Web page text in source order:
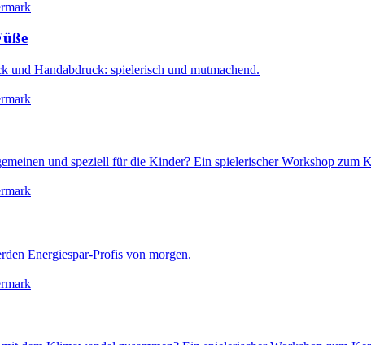
und Handabdruck: spielerisch und mutmachend.
und speziell für die Kinder? Ein spielerischer Workshop zum
Energiespar-Profis von morgen.